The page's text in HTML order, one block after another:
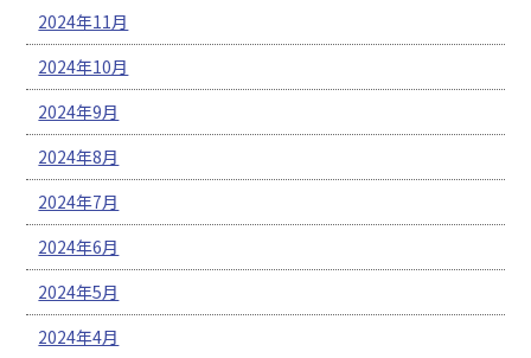
2024年11月
2024年10月
2024年9月
2024年8月
2024年7月
2024年6月
2024年5月
2024年4月